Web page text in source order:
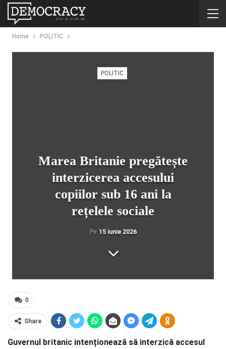
Home POLITIC
POLITIC
Marea Britanie pregătește
interzicerea accesului
copiilor sub 16 ani la
rețelele sociale
Pe 15 iunie 2026
0
Share
Guvernul britanic intenționează să interzică accesul